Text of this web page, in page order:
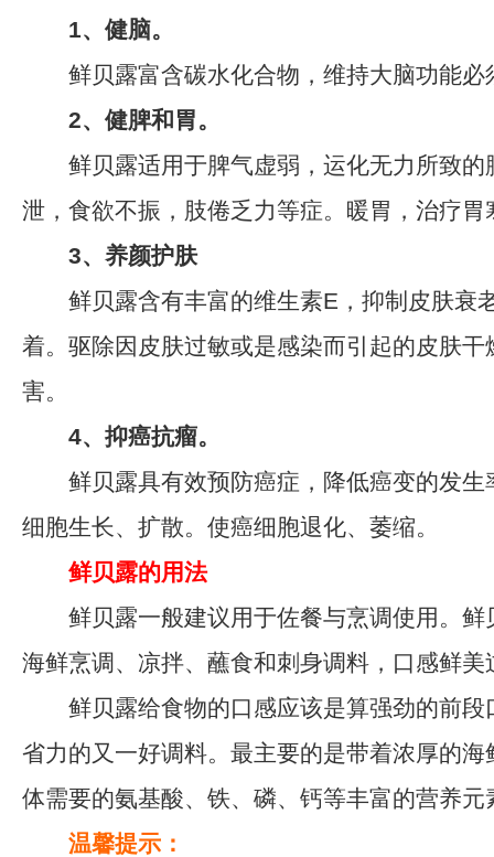
1、健脑。
鲜贝露富含碳水化合物，维持大脑功能必
2、健脾和胃。
鲜贝露适用于脾气虚弱，运化无力所致的
泄，食欲不振，肢倦乏力等症。暖胃，治疗胃
3、养颜护肤
鲜贝露含有丰富的维生素E，抑制皮肤衰
着。驱除因皮肤过敏或是感染而引起的皮肤干
害。
4、抑癌抗瘤。
鲜贝露具有效预防癌症，降低癌变的发生
细胞生长、扩散。使癌细胞退化、萎缩。
鲜贝露的用法
鲜贝露一般建议用于佐餐与烹调使用。鲜
海鲜烹调、凉拌、蘸食和刺身调料，口感鲜美
鲜贝露给食物的口感应该是算强劲的前段
省力的又一好调料。最主要的是带着浓厚的海
体需要的氨基酸、铁、磷、钙等丰富的营养元
温馨提示：